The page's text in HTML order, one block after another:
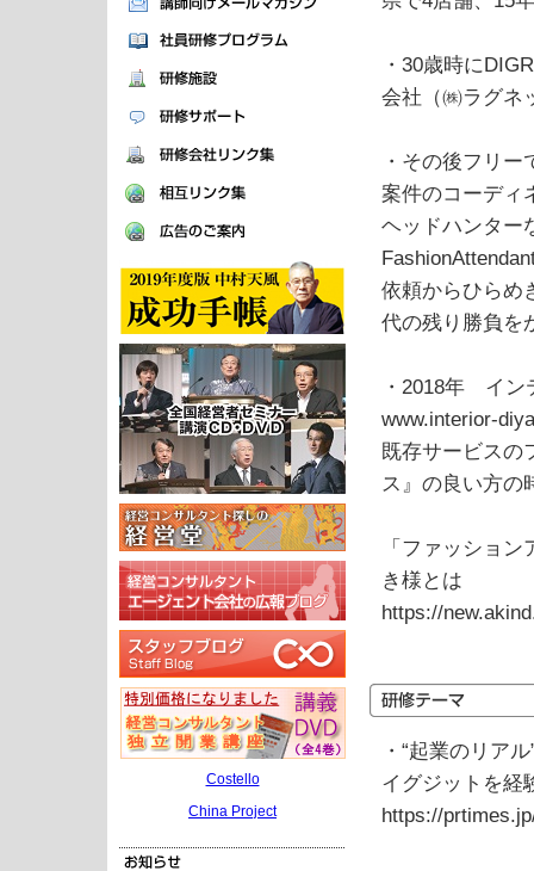
Costello
China Project
・30歳時に
会社（㈱ラグネ
・その後フリ
案件のコーディ
ヘッドハンター
依頼からひらめ
代の残り勝負を
・2018年 イン
www.interior-
既存サービスの
ス』の良い方の
「ファッショ
き様とは
https://
・“起業のリア
イグジットを経
https://